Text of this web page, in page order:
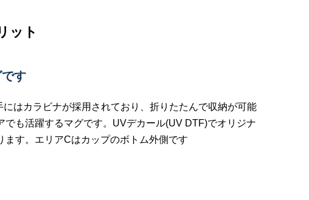
ット
す
はカラビナが採用されており、折りたたんで収納が可能
も活躍するマグです。UVデカール(UV DTF)でオリジナ
す。エリアCはカップのボトム外側です